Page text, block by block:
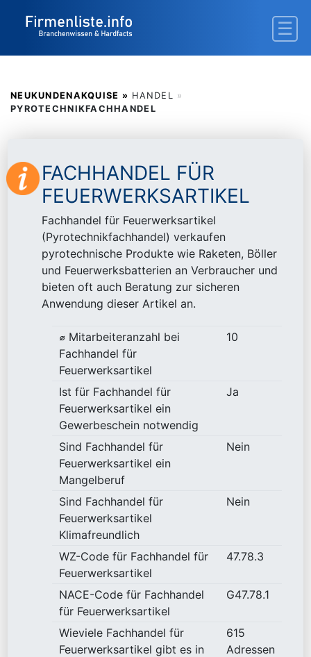
NEUKUNDENAKQUISE » HANDEL »
PYROTECHNIKFACHHANDEL
FACHHANDEL FÜR
FEUERWERKSARTIKEL
Fachhandel für Feuerwerksartikel
(Pyrotechnikfachhandel) verkaufen
pyrotechnische Produkte wie Raketen, Böller
und Feuerwerksbatterien an Verbraucher und
bieten oft auch Beratung zur sicheren
Anwendung dieser Artikel an.
⌀ Mitarbeiteranzahl bei
Fachhandel für
Feuerwerksartikel
10
Ist für Fachhandel für
Feuerwerksartikel ein
Gewerbeschein notwendig
Ja
Sind Fachhandel für
Feuerwerksartikel ein
Mangelberuf
Nein
Sind Fachhandel für
Feuerwerksartikel
Klimafreundlich
Nein
WZ-Code für Fachhandel für
Feuerwerksartikel
47.78.3
NACE-Code für Fachhandel
für Feuerwerksartikel
G47.78.1
Wieviele Fachhandel für
Feuerwerksartikel gibt es in
615
Adressen